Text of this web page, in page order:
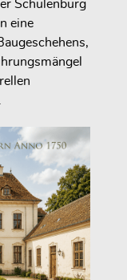
Schulenburg
eine